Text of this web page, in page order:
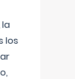
los